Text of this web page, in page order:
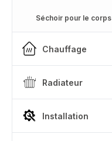
Séchoir pour le corps
Chauffage
Radiateur
Installation